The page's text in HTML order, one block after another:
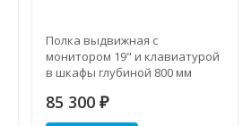
Полка выдвижная с
монитором 19" и клавиатурой
в шкафы глубиной 800 мм
черный
85 300 ₽